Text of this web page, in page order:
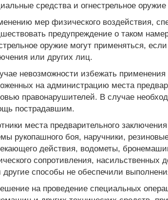
средства и огнестрельное
мер физического воздействия,
предупреждение о таком
оружие могут применяться,
или других лиц.
невозможности избежать
на администрацию места
правонарушителей. В случае
пострадавшим.
места предварительного
рукопашного боя, наручники,
действия, водометы,
сопротивления, насильственных
другие способы не обеспечили
на проведение специальных